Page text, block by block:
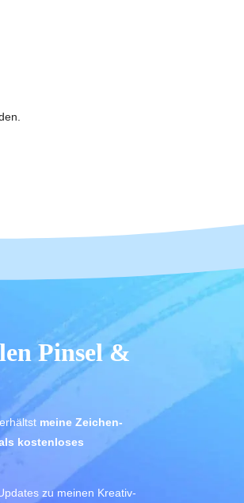
Pinsel &
meine Zeichen-
kostenloses
zu meinen Kreativ-